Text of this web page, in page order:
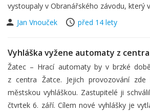
vystoupaly v Obranářského závodu, který
Jan Vnouček
před 14 lety
Vyhláška vyžene automaty z centra
Žatec – Hrací automaty by v brzké
z centra Žatce. Jejich provozování zde
městskou vyhláškou. Zastupitelé ji
čtvrtek 6. září. Cílem nové vyhlášky je